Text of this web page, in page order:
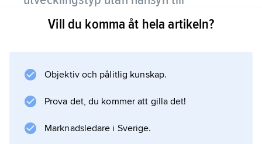
systematisk tillhörighet.
andra är svårare att avgränsa (t.ex.
samtliga förekommande livsformer måste bli
mycket schematiska, såsom det av dansken
Raunkiær uppställda, se
Vill du komma åt hela artikeln?
Objektiv och pålitlig kunskap.
Prova det, du kommer att gilla det!
Marknadsledare i Sverige.